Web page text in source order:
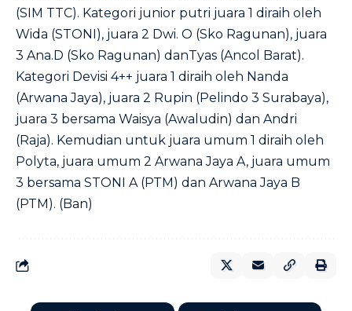
(SIM TTC). Kategori junior putri juara 1 diraih oleh
Wida (STONI), juara 2 Dwi. O (Sko Ragunan), juara
3 Ana.D (Sko Ragunan) danTyas (Ancol Barat).
Kategori Devisi 4++ juara 1 diraih oleh Nanda
(Arwana Jaya), juara 2 Rupin (Pelindo 3 Surabaya),
juara 3 bersama Waisya (Awaludin) dan Andri
(Raja). Kemudian untuk juara umum 1 diraih oleh
Polyta, juara umum 2 Arwana Jaya A, juara umum
3 bersama STONI A (PTM) dan Arwana Jaya B
(PTM). (Ban)